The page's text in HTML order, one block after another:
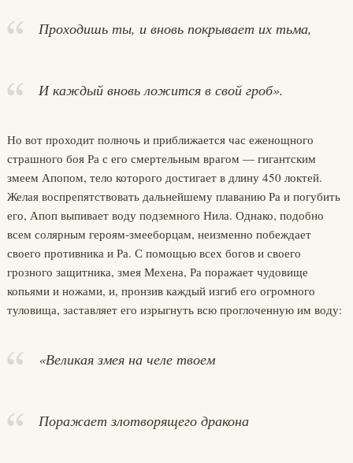
Проходишь ты, и вновь покрывает их тьма,
И каждый вновь ложится в свой гроб».
Но вот проходит полночь и приближается час еженощного
страшного боя Ра с его смертельным врагом — гигантским
змеем Апопом, тело которого достигает в длину 450 локтей.
Желая воспрепятствовать дальнейшему плаванию Ра и погубить
его, Апоп выпивает воду подземного Нила. Однако, подобно
всем солярным героям-змееборцам, неизменно побеждает
своего противника и Ра. С помощью всех богов и своего
грозного защитника, змея Мехена, Ра поражает чудовище
копьями и ножами, и, пронзив каждый изгиб его огромного
туловища, заставляет его изрыгнуть всю проглоченную им воду:
«Великая змея на челе твоем
Поражает злотворящего дракона